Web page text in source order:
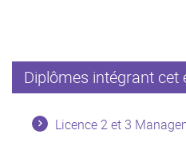
Diplômes intégrant cet
Licence 2 et 3